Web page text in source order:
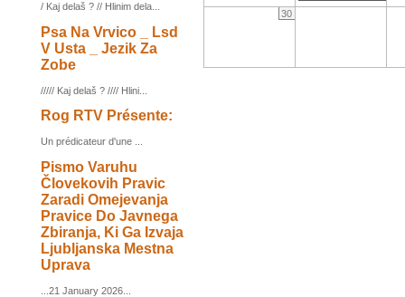
/ Kaj delaš ? // Hlinim dela...
Psa Na Vrvico _ Lsd
V Usta _ Jezik Za
Zobe
///// Kaj delaš ? //// Hlini...
Rog RTV Présente:
Un prédicateur d'une ...
Pismo Varuhu
Človekovih Pravic
Zaradi Omejevanja
Pravice Do Javnega
Zbiranja, Ki Ga Izvaja
Ljubljanska Mestna
Uprava
...21 January 2026...
30